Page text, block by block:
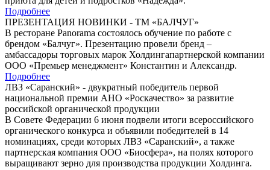
Подробнее
ПРЕЗЕНТАЦИЯ НОВИНКИ - ТМ «БАЛЧУГ»
В ресторане Panorama состоялось обучение по работе с
брендом «Балчуг». Презентацию провели бренд –
амбассадоры торговых марок Холдингапартнерской компании
ООО «Премьер менеджмент» Константин и Александр.
Подробнее
ЛВЗ «Саранский» - двукратный победитель первой
национальной премии АНО «Роскачество» за развитие
российской органической продукции
В Совете Федерации 6 июня подвели итоги всероссийского
органического конкурса и объявили победителей в 14
номинациях, среди которых ЛВЗ «Саранский», а также
партнерская компания ООО «Биосфера», на полях которого
выращивают зерно для производства продукции Холдинга.